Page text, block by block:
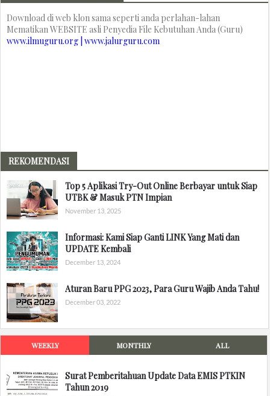
Download di web klon sama seperti anda perlahan-lahan
Mematikan WEBSITE asli Penyedia File Kebutuhan Anda (Guru)
www.ilmuguru.org | www.jalurguru.com
REKOMENDASI
Top 5 Aplikasi Try-Out Online Berbayar untuk Siap
UTBK & Masuk PTN Impian
November 13, 2025
Informasi: Kami Siap Ganti LINK Yang Mati dan
UPDATE Kembali
December 13, 2024
Aturan Baru PPG 2023, Para Guru Wajib Anda Tahu!
December 03, 2022
WEEKLY MONTHLY ALL
Surat Pemberitahuan Update Data EMIS PTKIN
Tahun 2019